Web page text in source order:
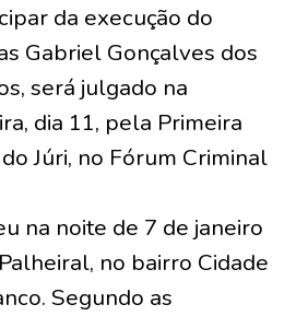
da execução do
Gabriel Gonçalves dos
será julgado na
dia 11, pela Primeira
Júri, no Fórum Criminal
na noite de 7 de janeiro
no bairro Cidade
Segundo as